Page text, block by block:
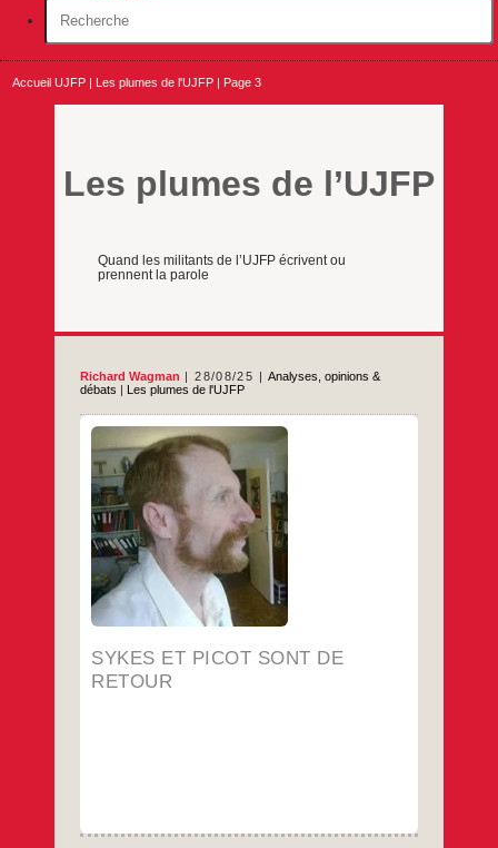
Accueil UJFP Les plumes de l'UJFP Page 3
Les plumes de l’UJFP
Quand les militants de l’UJFP écrivent ou
prennent la parole
Richard Wagman 28/08/25
Analyses, opinions &
débats
Les plumes de l'UJFP
SYKES ET PICOT SONT DE
RETOUR
Il y a des figures de l’histoire contemporaine
qui sont plus connues que d’autres. De
Abraham Lincoln à Karl Marx, entre John
Rockefeller et Jean Jaurès, d’Albert Einstein
à Marie Curie, sans oublier le Mahatma
(Mohandas) Gandhi ou le Che (Ernesto)
Guevara, en passant par Churchill,
Roosevelt et Staline, ces
…
Sykes
et
Picot
sont
de